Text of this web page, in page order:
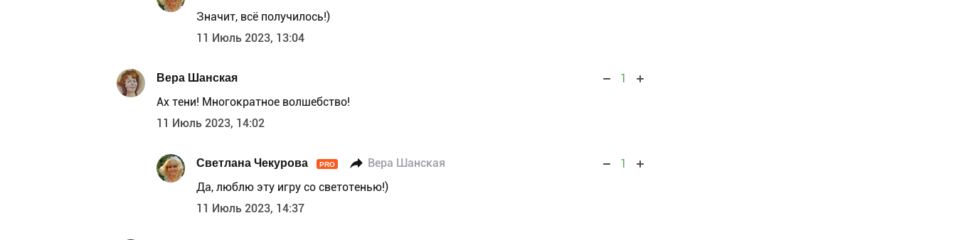
Значит, всё получилось!)
11 Июль 2023, 13:04
Вера Шанская
1
Ах тени! Многократное волшебство!
11 Июль 2023, 14:02
Светлана Чекурова PRO Вера Шанская
1
Да, люблю эту игру со светотенью!)
11 Июль 2023, 14:37